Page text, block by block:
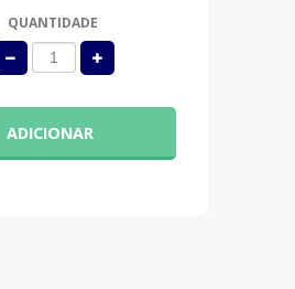
QUANTIDADE
ADICIONAR